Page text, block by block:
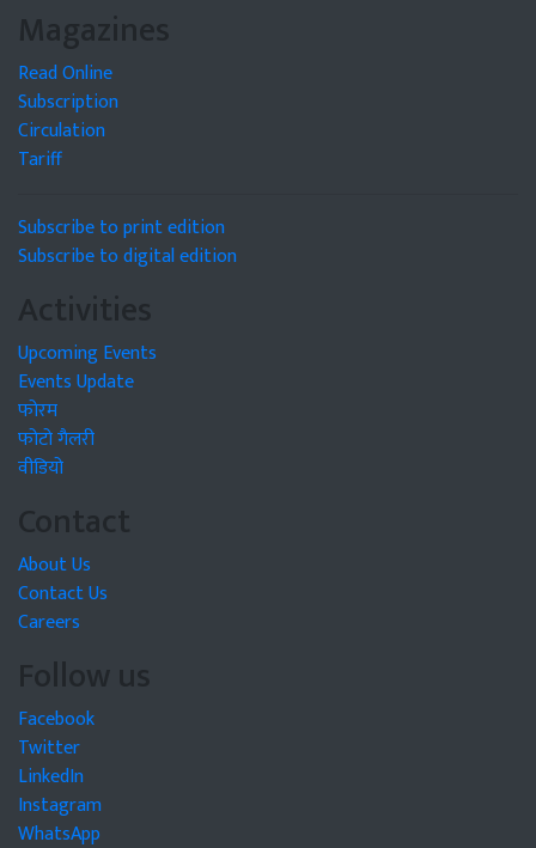
Magazines
Read Online
Subscription
Circulation
Tariff
Subscribe to print edition
Subscribe to digital edition
Activities
Upcoming Events
Events Update
फोरम
फोटो गैलरी
वीडियो
Contact
About Us
Contact Us
Careers
Follow us
Facebook
Twitter
LinkedIn
Instagram
WhatsApp